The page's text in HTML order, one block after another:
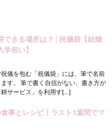
できる場所は？│祝儀袋【結婚
祝い】
儀を包む「祝儀袋」には、筆で名前
す。 筆で書く自信がない、書き方が
サービス」を利用す[…]
事とレシピ┃ラスト1週間でマ